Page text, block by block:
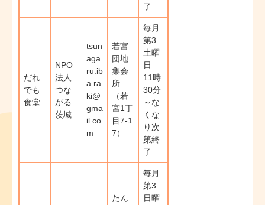
了
だれ
でも
食堂
NPO
法人
つな
がる
茨城
tsun
aga
ru.ib
a.ra
ki@
gma
il.co
m
若宮
団地
集会
所
（若
宮1丁
目7-1
7）
毎月
第3
土曜
日
11時
30分
～な
くな
り次
第終
了
たん
毎月
第3
日曜